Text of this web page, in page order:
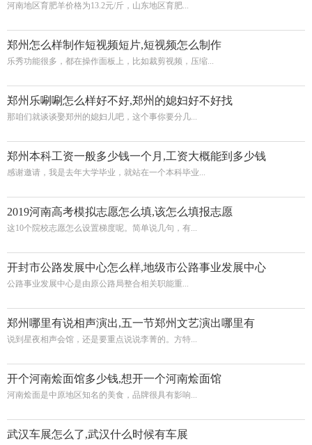
河南地区育肥羊价格为13.2元/斤，山东地区育肥...
郑州怎么样制作短视频短片,短视频怎么制作
乐秀功能很多，都在操作面板上，比如裁剪视频，压缩...
郑州乐唰唰怎么样好不好,郑州的媳妇好不好找
那咱们就谈谈娶郑州的媳妇儿吧，这个事你要分几...
郑州本科工资一般多少钱一个月,工资大概能到多少钱
感谢邀请，我是去年大学毕业，就站在一个本科毕业...
2019河南高考模拟志愿怎么填,该怎么填报志愿
这10个院校志愿怎么设置梯度呢。简单说几句，有...
开封市公路发展中心怎么样,地级市公路事业发展中心
公路事业发展中心是由原公路局整合相关职能重...
郑州哪里有说相声演出,五一节郑州文艺演出哪里有
说到星夜相声会馆，还是要重点说说李菁的。方特...
开个河南烩面馆多少钱,想开一个河南烩面馆
河南烩面是中原地区知名的美食，品牌很具有影响...
武汉车展怎么了,武汉什么时候有车展